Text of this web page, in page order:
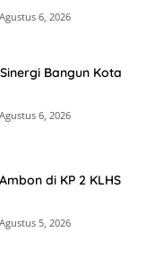
Agustus 6, 2026
Bangun Kota
Agustus 6, 2026
di KP 2 KLHS
Agustus 5, 2026